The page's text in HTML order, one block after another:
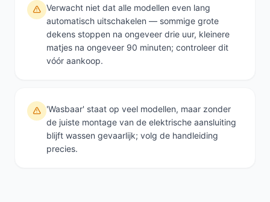
Verwacht niet dat alle modellen even lang
automatisch uitschakelen — sommige grote
dekens stoppen na ongeveer drie uur, kleinere
matjes na ongeveer 90 minuten; controleer dit
vóór aankoop.
'Wasbaar' staat op veel modellen, maar zonder
de juiste montage van de elektrische aansluiting
blijft wassen gevaarlijk; volg de handleiding
precies.